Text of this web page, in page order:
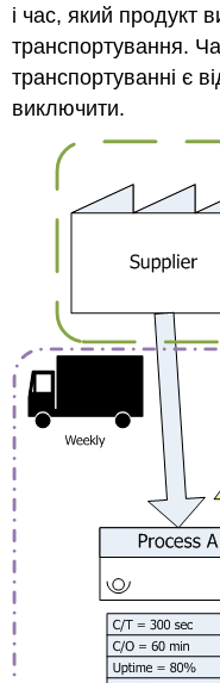
і час, який продукт
транспортування.
транспортуванні є
виключити.